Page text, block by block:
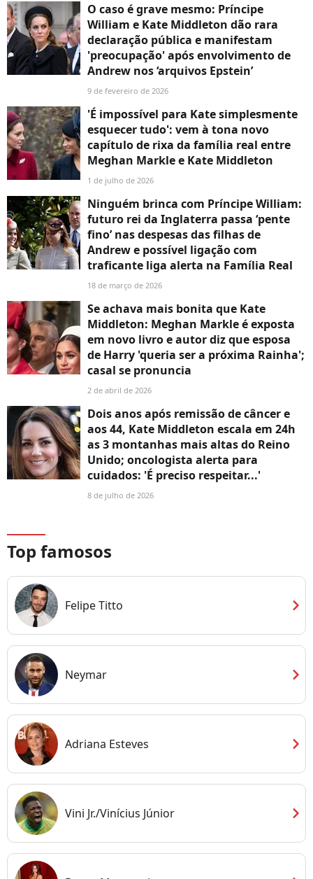
O caso é grave mesmo: Príncipe
William e Kate Middleton dão rara
declaração pública e manifestam
'preocupação' após envolvimento de
Andrew nos ‘arquivos Epstein’
9 de fevereiro de 2026
'É impossível para Kate simplesmente
esquecer tudo': vem à tona novo
capítulo de rixa da família real entre
Meghan Markle e Kate Middleton
1 de julho de 2026
Ninguém brinca com Príncipe William:
futuro rei da Inglaterra passa ‘pente
fino’ nas despesas das filhas de
Andrew e possível ligação com
traficante liga alerta na Família Real
18 de março de 2026
Se achava mais bonita que Kate
Middleton: Meghan Markle é exposta
em novo livro e autor diz que esposa
de Harry 'queria ser a próxima Rainha';
casal se pronuncia
2 de abril de 2026
Dois anos após remissão de câncer e
aos 44, Kate Middleton escala em 24h
as 3 montanhas mais altas do Reino
Unido; oncologista alerta para
cuidados: 'É preciso respeitar...'
8 de julho de 2026
Top famosos
Felipe Titto chevron_right
Neymar chevron_right
Adriana Esteves chevron_right
Vini Jr./Vinícius Júnior chevron_right